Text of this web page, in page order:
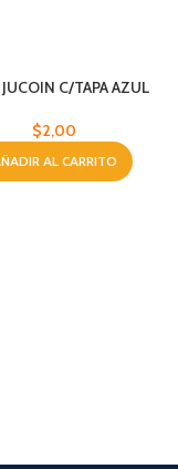
JUCOIN C/TAPA AZUL
$2,00
AL CARRITO